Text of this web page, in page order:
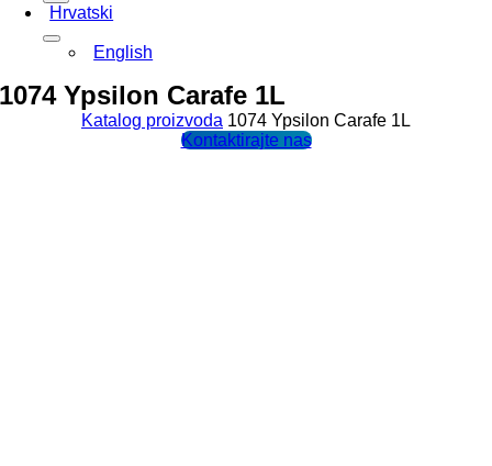
Hrvatski
English
1074 Ypsilon Carafe 1L
Katalog proizvoda 1074 Ypsilon Carafe 1L
Kontaktirajte nas